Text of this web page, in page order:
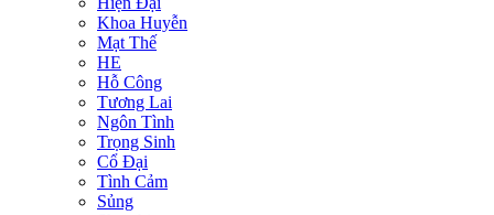
Khoa Huyễn
Mạt Thế
HE
Hỗ Công
Tương Lai
Ngôn Tình
Trọng Sinh
Cổ Đại
Tình Cảm
Sủng